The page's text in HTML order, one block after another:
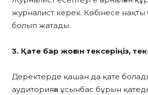
журналист керек. Көбінесе нақты
болып жатады.
3. Қате бар жоғын тексеріңіз,
Деректерде қашан да қате
аудиторияға ұсынбас бұрын